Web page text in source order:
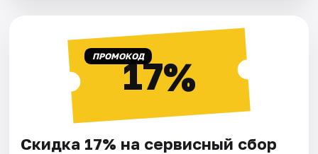
ПРОМОКОД17%
Скидка 17% на сервисный сбор